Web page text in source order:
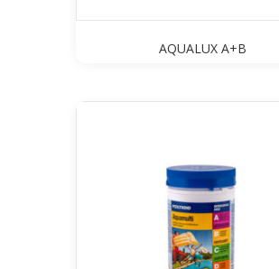
AQUALUX A+B